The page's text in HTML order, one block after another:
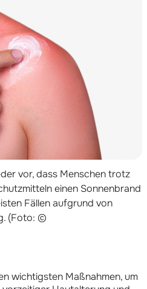
vor, dass Menschen trotz
einen Sonnenbrand
Fällen aufgrund von
(Foto: ©
wichtigsten Maßnahmen, um